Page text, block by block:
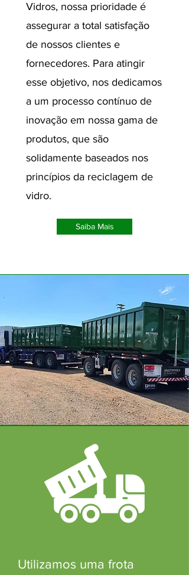
Vidros, nossa prioridade é
assegurar a total satisfação
de nossos clientes e
fornecedores. Para atingir
esse objetivo, nos dedicamos
a um processo contínuo de
inovação em nossa gama de
produtos, que são
solidamente baseados nos
princípios da reciclagem de
vidro.
Saiba Mais
Utilizamos uma frota